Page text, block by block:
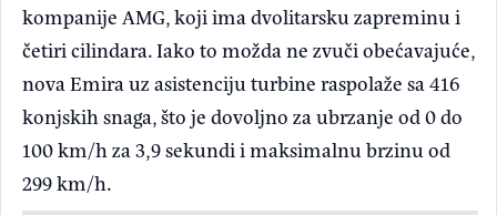
kompanije AMG, koji ima dvolitarsku zapreminu i
četiri cilindara. Iako to možda ne zvuči obećavajuće,
nova Emira uz asistenciju turbine raspolaže sa 416
konjskih snaga, što je dovoljno za ubrzanje od 0 do
100 km/h za 3,9 sekundi i maksimalnu brzinu od
299 km/h.